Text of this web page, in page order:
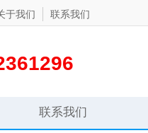
于我们 联系我们
联系我们